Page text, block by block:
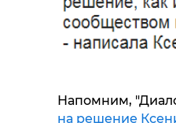
Напомним,
на решение